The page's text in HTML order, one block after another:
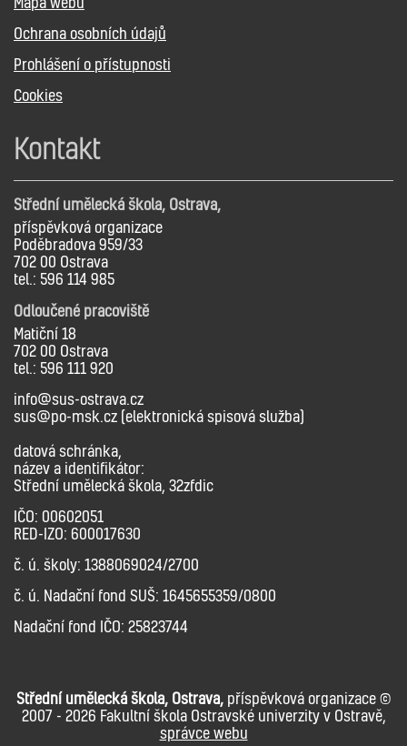
Ochrana osobních údajů
Prohlášení o přístupnosti
Cookies
Kontakt
Střední umělecká škola, Ostrava,
příspěvková organizace
Poděbradova 959/33
702 00 Ostrava
tel.: 596 114 985
Odloučené pracoviště
Matiční 18
702 00 Ostrava
tel.: 596 111 920
info@sus-ostrava.cz
sus@po-msk.cz (elektronická spisová služba)
datová schránka,
název a identifikátor:
Střední umělecká škola, 32zfdic
IČO: 00602051
RED-IZO: 600017630
č. ú. školy: 1388069024/2700
č. ú. Nadační fond SUŠ: 1645655359/0800
Nadační fond IČO: 25823744
Střední umělecká škola, Ostrava, příspěvková organizace ©
2007 - 2026 Fakultní škola Ostravské univerzity v Ostravě,
správce webu